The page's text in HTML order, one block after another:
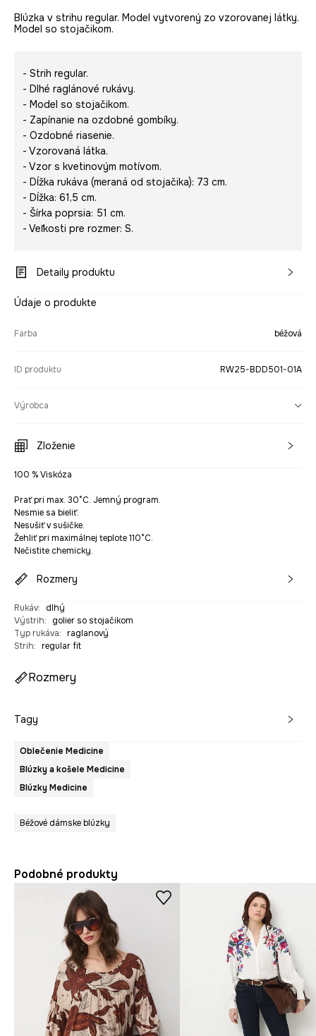
Blúzka v strihu regular. Model vytvorený zo vzorovanej látky.
Model so stojačikom.
- Strih regular.
- Dlhé raglánové rukávy.
- Model so stojačikom.
- Zapínanie na ozdobné gombíky.
- Ozdobné riasenie.
- Vzorovaná látka.
- Vzor s kvetinovým motívom.
- Dĺžka rukáva (meraná od stojačika): 73 cm.
- Dĺžka: 61,5 cm.
- Šírka poprsia: 51 cm.
- Veľkosti pre rozmer: S.
Detaily produktu
Údaje o produkte
Farba béžová
ID produktu RW25-BDD501-01A
Výrobca
Zloženie
100 % Viskóza
Prať pri max. 30°C. Jemný program.
Nesmie sa bieliť.
Nesušiť v sušičke.
Žehliť pri maximálnej teplote 110°C.
Nečistite chemicky.
Rozmery
Rukáv:
dlhý
Výstrih:
golier so stojačikom
Typ rukáva: raglanový
Strih: regular fit
Rozmery
Tagy
Oblečenie Medicine
Blúzky a košele Medicine
Blúzky Medicine
Béžové dámske blúzky
Podobné produkty